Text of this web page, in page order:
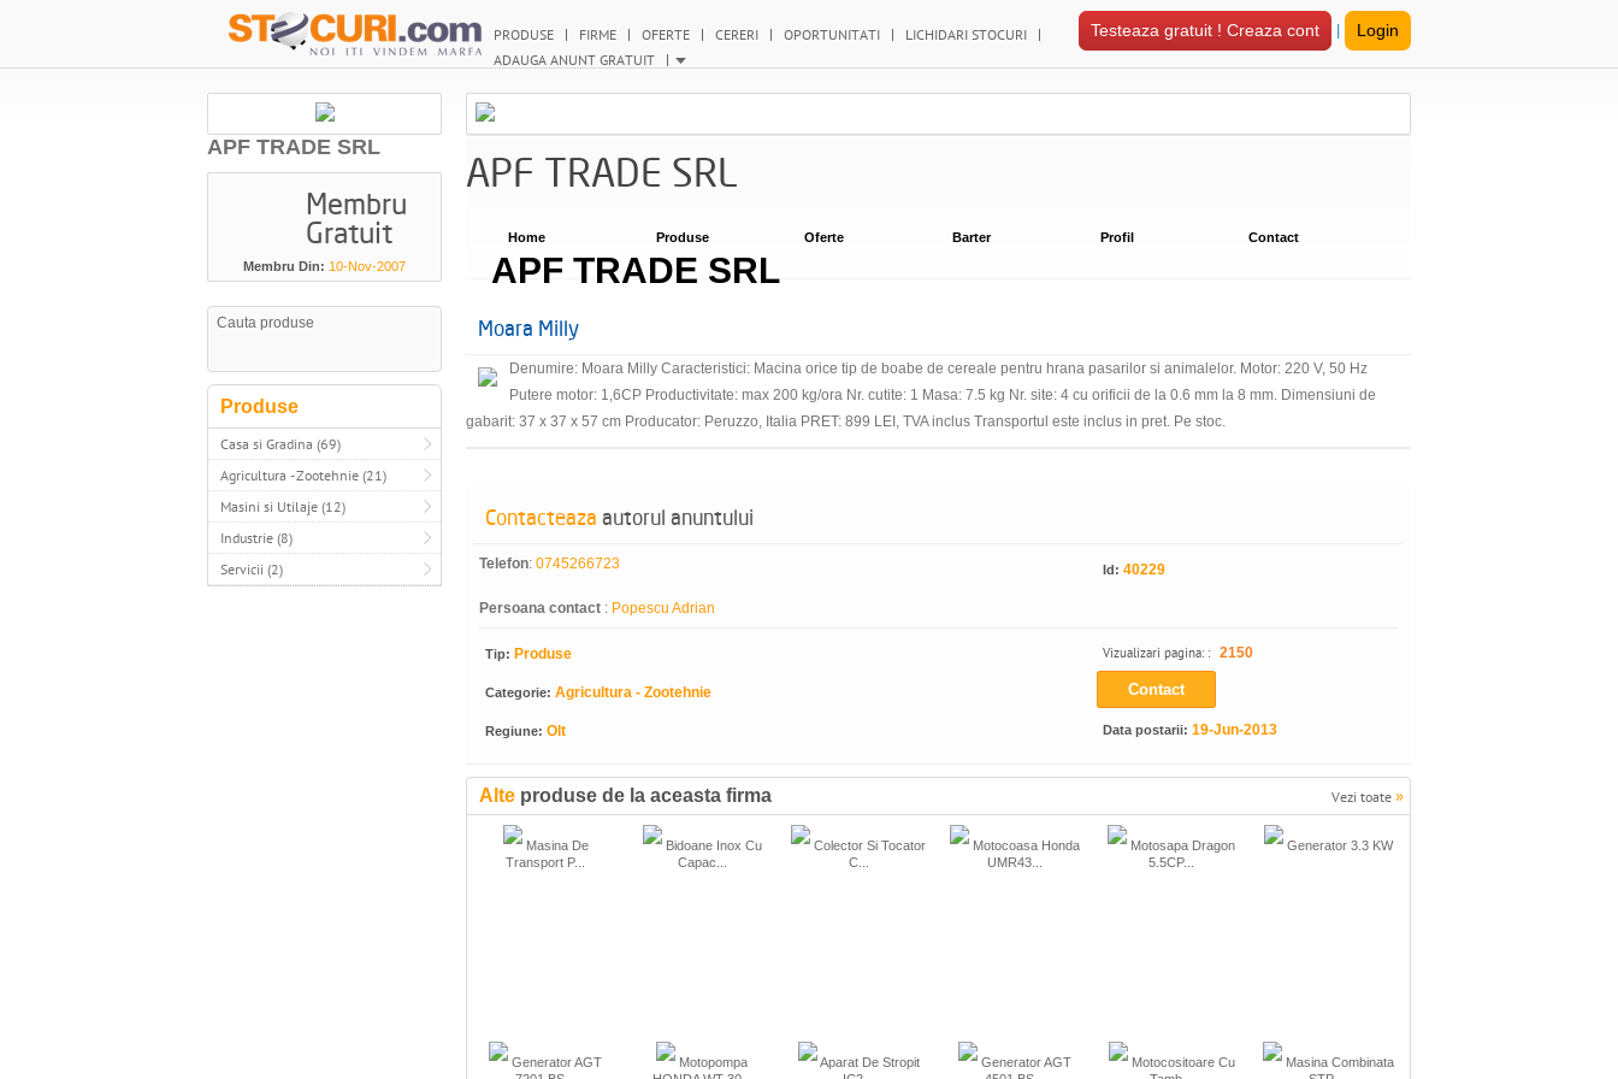
PRODUSE FIRME OFERTE CERERI OPORTUNITATI
LICHIDARI STOCURI
ADAUGA ANUNT GRATUIT
Testeaza gratuit ! Creaza cont | Login
APF TRADE SRL
Membru
Gratuit
Membru Din: 10-Nov-2007
Produse
Casa si Gradina (69)
Agricultura - Zootehnie (21)
Masini si Utilaje (12)
Industrie (8)
Servicii (2)
APF TRADE SRL
APF TRADE SRL
Home Produse Oferte Barter Profil Contact
Moara Milly
Denumire: Moara Milly Caracteristici: Macina orice tip de boabe de cereale pentru hrana pasarilor si animalelor. Motor: 220 V, 50 Hz
Putere motor: 1,6CP Productivitate: max 200 kg/ora Nr. cutite: 1 Masa: 7.5 kg Nr. site: 4 cu orificii de la 0.6 mm la 8 mm. Dimensiuni de
gabarit: 37 x 37 x 57 cm Producator: Peruzzo, Italia PRET: 899 LEI, TVA inclus Transportul este inclus in pret. Pe stoc.
Contacteaza autorul anuntului
Telefon: 0745266723 Id: 40229
Persoana contact : Popescu Adrian
Tip: Produse
Categorie: Agricultura - Zootehnie
Regiune: Olt
Vizualizari pagina: : 2150
Contact
Data postarii: 19-Jun-2013
Alte produse de la aceasta firma Vezi toate »
Masina De
Transport P...
Bidoane Inox Cu
Capac...
Colector Si Tocator
C...
Motocoasa Honda
UMR43...
Motosapa Dragon
5.5CP...
Generator 3.3 KW
Generator AGT
Motopompa
Aparat De Stropit
Generator AGT
Motocositoare Cu
Masina Combinata